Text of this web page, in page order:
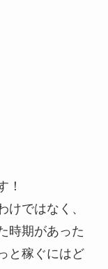
！
けではなく、
時期があった
と稼ぐにはど